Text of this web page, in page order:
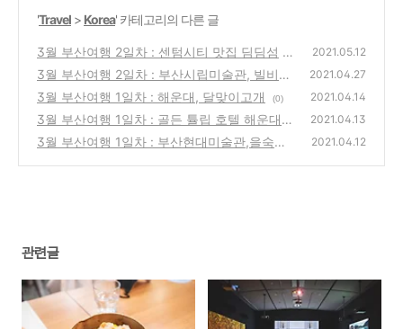
'Travel > Korea' 카테고리의 다른 글
3월 부산여행 2일차 : 센텀시티 맛집 딤딤섬
(1)
2021.05.12
3월 부산여행 2일차 : 부산시립미술관, 빌비올
라 조우
(1)
2021.04.27
3월 부산여행 1일차 : 해운대, 달맞이고개 (0) 2021.04.14
3월 부산여행 1일차 : 골든 튤립 호텔 해운대
(0)
2021.04.13
3월 부산여행 1일차 : 부산현대미술관,을숙도
2021.04.12
관련글